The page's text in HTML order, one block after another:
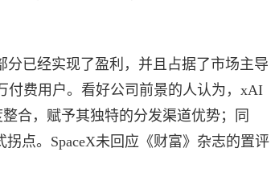
分已经实现了盈利，并且占据了市场主导
费用户。看好公司前景的人认为，xAI
合，赋予其独特的分发渠道优势；同
点。SpaceX未回应《财富》杂志的置评